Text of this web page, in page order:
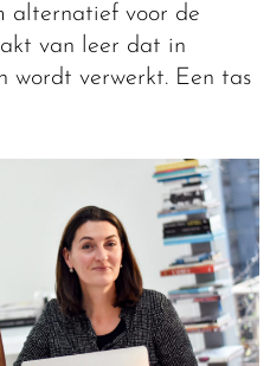
alternatief voor de
van leer dat in
wordt verwerkt. Een tas